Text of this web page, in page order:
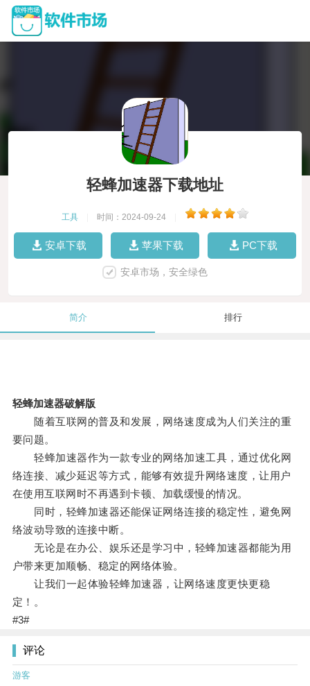
轻蜂加速器下载地址
工具 时间：2024-09-24
安卓下载 苹果下载 PC下载
安卓市场，安全绿色
简介 排行
轻蜂加速器破解版
随着互联网的普及和发展，网络速度成为人们关注的重
要问题。
轻蜂加速器作为一款专业的网络加速工具，通过优化网
络连接、减少延迟等方式，能够有效提升网络速度，让用户
在使用互联网时不再遇到卡顿、加载缓慢的情况。
同时，轻蜂加速器还能保证网络连接的稳定性，避免网
络波动导致的连接中断。
无论是在办公、娱乐还是学习中，轻蜂加速器都能为用
户带来更加顺畅、稳定的网络体验。
让我们一起体验轻蜂加速器，让网络速度更快更稳
定！。
#3#
评论
游客